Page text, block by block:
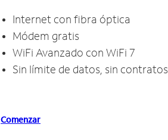
Internet con fibra óptica
Módem gratis
WiFi Avanzado con WiFi 7
Sin límite de datos, sin contratos
Comenzar